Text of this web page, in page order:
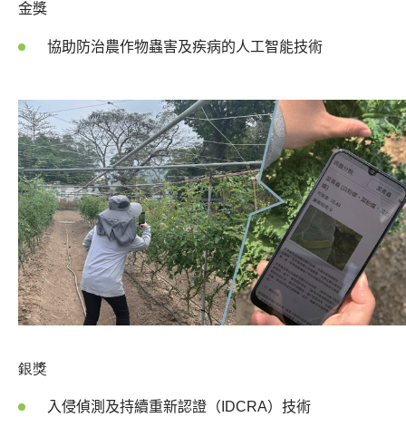
金獎
協助防治農作物蟲害及疾病的人工智能技術
銀獎
入侵偵測及持續重新認證（ IDCRA）技術